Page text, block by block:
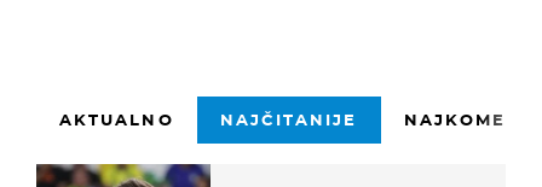
AKTUALNO NAJČITANIJE